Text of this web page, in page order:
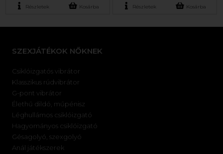
Részletek Kosárba Részletek Kosárba
SZEXJÁTÉKOK NŐKNEK
Csiklóizgatós vibrátor
Klasszikus rúdvibrátor
G-pont vibrátor
Élethű dildó, műpénisz
Léghullámos csiklóizgató
Hagyományos csiklóizgató
Gésagolyó, szexgolyó
Anál játékszerek